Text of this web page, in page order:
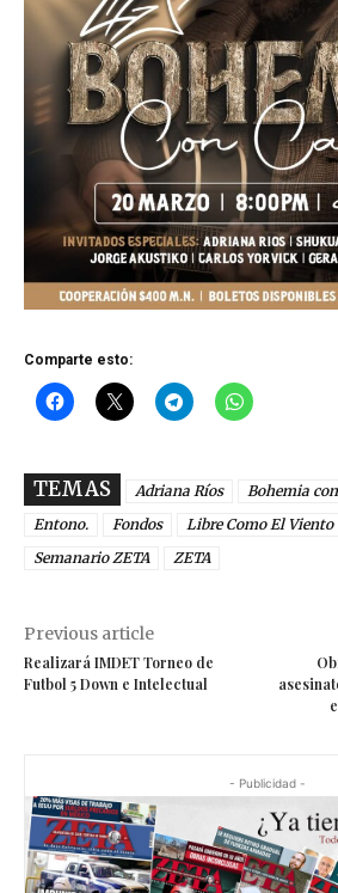
Comparte esto:
TEMAS Adriana Ríos Bohemia
Entono.
Fondos Libre Como El Viento
Semanario ZETA
ZETA
Previous article
Realizará IMDET Torneo de
Futbol 5 Down e Intelectual
- Publicidad -